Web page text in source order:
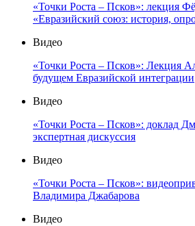
«Точки Роста – Псков»: лекция
«Евразийский союз: история,
Видео
«Точки Роста – Псков»: Лекция
будущем Евразийской интеграции
Видео
«Точки Роста – Псков»: доклад
экспертная дискуссия
Видео
«Точки Роста – Псков»:
Владимира Джабарова
Видео